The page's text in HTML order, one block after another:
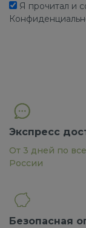
Я прочитал и
Экспресс
От 3 дней по
России
Безопасная